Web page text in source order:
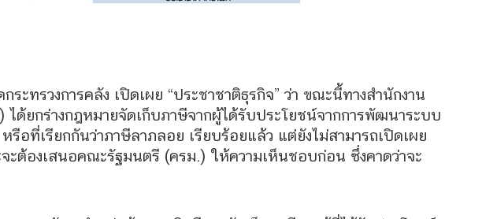
ะทรวงการคลัง เปิดเผย “ประชาชาติธุรกิจ” ว่า ขณะนี้ทางสำนักงาน
ได้ยกร่างกฎหมายจัดเก็บภาษีจากผู้ได้รับประโยชน์จากการพัฒนาระบบ
รือที่เรียกกันว่าภาษีลาภลอย เรียบร้อยแล้ว แต่ยังไม่สามารถเปิดเผย
จะต้องเสนอคณะรัฐมนตรี (ครม.) ให้ความเห็นชอบก่อน ซึ่งคาดว่าจะ